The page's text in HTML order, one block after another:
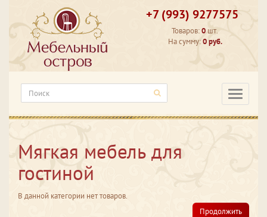
+7 (993) 9277575
Товаров:0 шт.
На сумму:0 руб.
Мягкая мебель для
гостиной
В данной категории нет товаров.
Продолжить